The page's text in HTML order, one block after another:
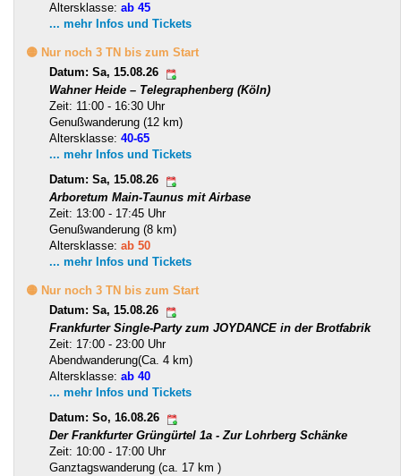
Altersklasse: ab 45
... mehr Infos und Tickets
🟡 Nur noch 3 TN bis zum Start
Datum: Sa, 15.08.26
Wahner Heide – Telegraphenberg (Köln)
Zeit: 11:00 - 16:30 Uhr
Genußwanderung (12 km)
Altersklasse: 40-65
... mehr Infos und Tickets
Datum: Sa, 15.08.26
Arboretum Main-Taunus mit Airbase
Zeit: 13:00 - 17:45 Uhr
Genußwanderung (8 km)
Altersklasse: ab 50
... mehr Infos und Tickets
🟡 Nur noch 3 TN bis zum Start
Datum: Sa, 15.08.26
Frankfurter Single-Party zum JOYDANCE in der Brotfabrik
Zeit: 17:00 - 23:00 Uhr
Abendwanderung(Ca. 4 km)
Altersklasse: ab 40
... mehr Infos und Tickets
Datum: So, 16.08.26
Der Frankfurter Grüngürtel 1a - Zur Lohrberg Schänke
Zeit: 10:00 - 17:00 Uhr
Ganztagswanderung (ca. 17 km )